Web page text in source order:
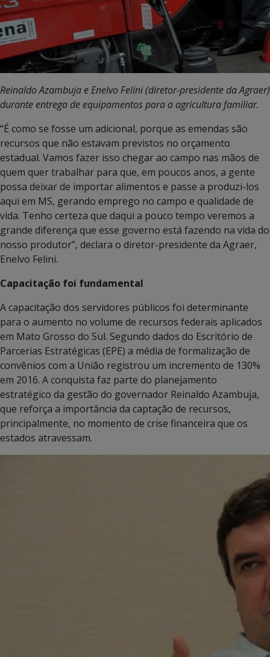
Reinaldo Azambuja e Enelvo Felini (diretor-presidente da Agraer)
durante entrega de equipamentos para a agricultura familiar.
“É como se fosse um adicional, porque as emendas são
recursos que não estavam previstos no orçamento
estadual. Vamos fazer isso chegar ao campo nas mãos de
quem quer trabalhar para que, em poucos anos, a gente
possa deixar de importar alimentos e passe a produzi-los
aqui em MS, gerando emprego no campo e qualidade de
vida. Tenho certeza que daqui a pouco tempo veremos a
grande diferença que esse governo está fazendo na vida do
nosso produtor”, declara o diretor-presidente da Agraer,
Enelvo Felini.
Capacitação foi fundamental
A capacitação dos servidores públicos foi determinante
para o aumento no volume de recursos federais aplicados
em Mato Grosso do Sul. Segundo dados do Escritório de
Parcerias Estratégicas (EPE) a média de formalização de
convênios com a União registrou um incremento de 130%
em 2016. A conquista faz parte do planejamento
estratégico da gestão do governador Reinaldo Azambuja,
que reforça a importância da captação de recursos,
principalmente, no momento de crise financeira que os
estados atravessam.